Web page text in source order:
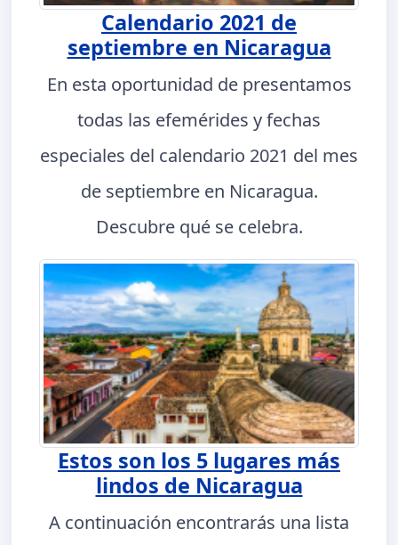
Calendario 2021 de
septiembre en Nicaragua
En esta oportunidad de presentamos
todas las efemérides y fechas
especiales del calendario 2021 del mes
de septiembre en Nicaragua.
Descubre qué se celebra.
Estos son los 5 lugares más
lindos de Nicaragua
A continuación encontrarás una lista